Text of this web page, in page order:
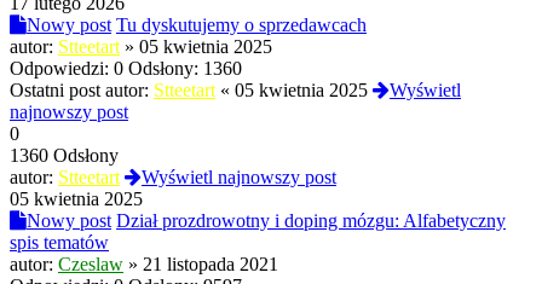
Nowy post Tu dyskutujemy o sprzedawcach
autor: Stteetart » 05 kwietnia 2025
Odpowiedzi: 0 Odsłony: 1360
Ostatni post autor: Stteetart « 05 kwietnia 2025
Wyświetl
najnowszy post
0
1360 Odsłony
autor: Stteetart
Wyświetl najnowszy post
05 kwietnia 2025
Nowy post Dział prozdrowotny i doping mózgu: Alfabetyczny
spis tematów
autor: Czeslaw » 21 listopada 2021